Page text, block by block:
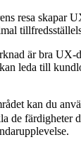
resa skapar
är bra UX-
leda till
kan du
de färdigheter